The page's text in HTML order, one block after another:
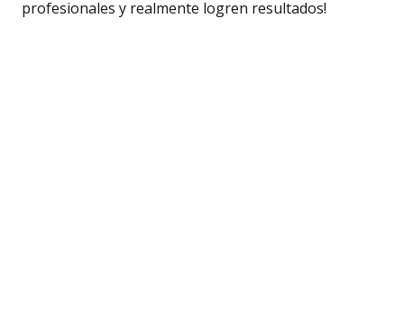
profesionales y realmente logren resultados!